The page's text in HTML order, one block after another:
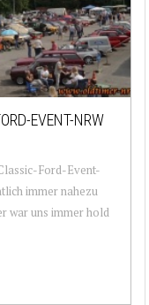
EVENT-NRW
Ford-Event-
immer nahezu
war uns immer hold